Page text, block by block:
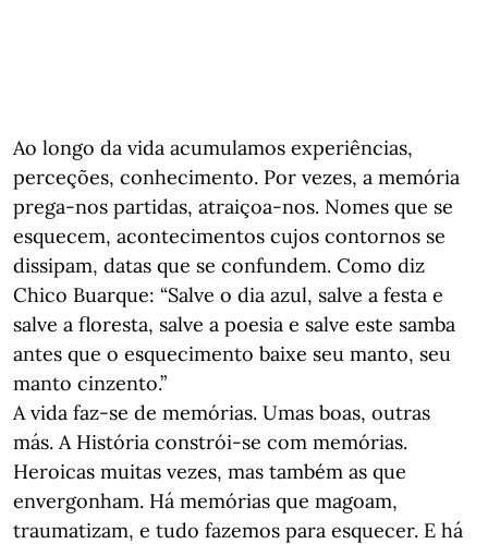
Ao longo da vida acumulamos experiências,
perceções, conhecimento. Por vezes, a memória
prega-nos partidas, atraiçoa-nos. Nomes que se
esquecem, acontecimentos cujos contornos se
dissipam, datas que se confundem. Como diz
Chico Buarque: “Salve o dia azul, salve a festa e
salve a floresta, salve a poesia e salve este samba
antes que o esquecimento baixe seu manto, seu
manto cinzento.”
A vida faz-se de memórias. Umas boas, outras
más. A História constrói-se com memórias.
Heroicas muitas vezes, mas também as que
envergonham. Há memórias que magoam,
traumatizam, e tudo fazemos para esquecer. E há